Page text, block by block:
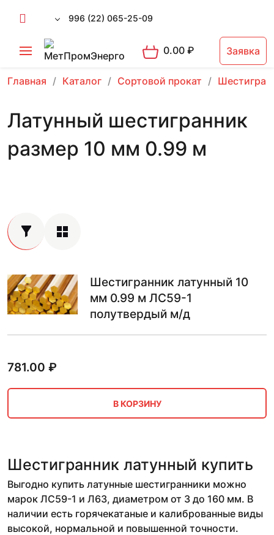
996 (22) 065-25-09
0.00₽ Заявка
Главная Каталог Сортовой прокат
Латунный шестигранник
размер 10 мм 0.99 м
Шестигранник латунный 10
мм 0.99 м ЛС59-1
полутвердый м/д
781.00 ₽
В КОРЗИНУ
Шестигранник латунный купить
Выгодно купить латунные шестигранники можно
марок ЛС59-1 и Л63, диаметром от 3 до 160 мм. В
наличии есть горячекатаные и калиброванные виды
высокой, нормальной и повышенной точности.